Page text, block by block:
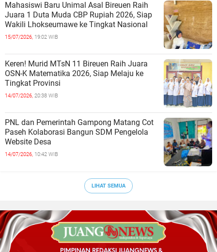
Mahasiswi Baru Unimal Asal Bireuen Raih
Juara 1 Duta Muda CBP Rupiah 2026, Siap
Wakili Lhokseumawe ke Tingkat Nasional
15/07/2026, 19:02 WIB
Keren! Murid MTsN 11 Bireuen Raih Juara
OSN-K Matematika 2026, Siap Melaju ke
Tingkat Provinsi
14/07/2026, 20:38 WIB
PNL dan Pemerintah Gampong Matang Cot
Paseh Kolaborasi Bangun SDM Pengelola
Website Desa
14/07/2026, 10:42 WIB
LIHAT SEMUA